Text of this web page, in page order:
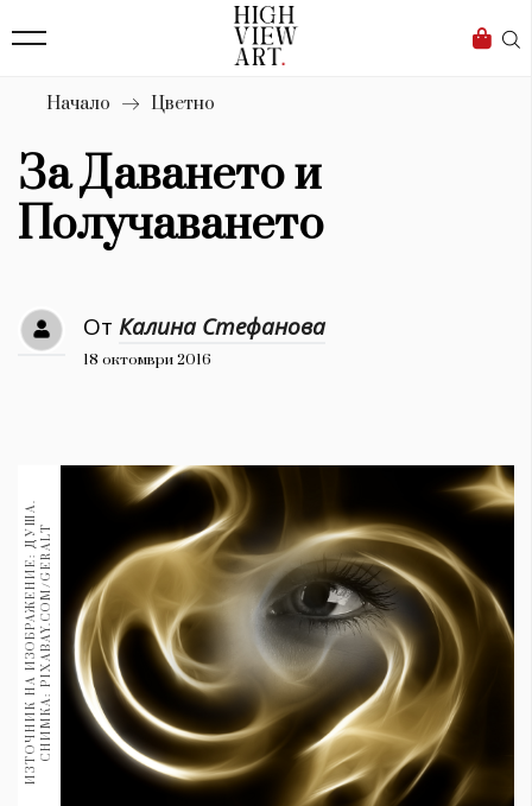
Бизнес
Мода
Dialogue
Изкуство
4338
Красота
777
Книги 1188
30+ 1970
Гурме 1709
Пътувай
237
Здраве 389
Начало Цветно
За Даването и
Получаването
От Калина Стефанова
18 октомври 2016
И
З
Т
О
Ч
Н
И
К
Н
А
И
З
О
Б
Р
А
Ж
Е
Н
И
Е
:
Д
У
Ш
А
.
С
Н
И
М
К
А
:
P
I
X
A
B
A
Y
.
C
O
M
/
G
E
R
A
LT